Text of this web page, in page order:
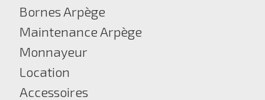
Bornes Arpège
Maintenance Arpège
Monnayeur
Location
Accessoires